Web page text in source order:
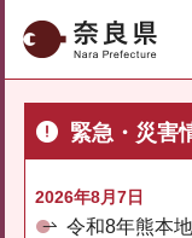
奈良県
緊急・災害
2026年8月7日
令和8年熊本